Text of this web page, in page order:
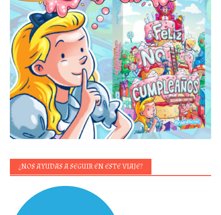
¿NOS AYUDAS A SEGUIR EN ESTE VIAJE?